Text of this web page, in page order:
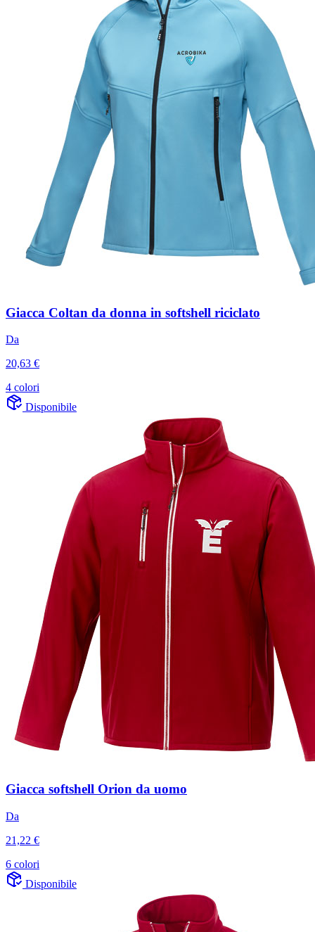
Giacca Coltan da donna in softshell riciclato
Da
20,63 €
4 colori
Disponibile
Giacca softshell Orion da uomo
Da
21,22 €
6 colori
Disponibile